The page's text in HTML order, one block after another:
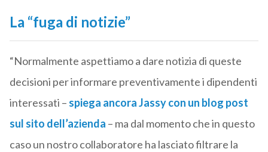
La “fuga di notizie”
“Normalmente aspettiamo a dare notizia di queste
decisioni per informare preventivamente i dipendenti
interessati – spiega ancora Jassy con un blog post
sul sito dell’azienda – ma dal momento che in questo
caso un nostro collaboratore ha lasciato filtrare la